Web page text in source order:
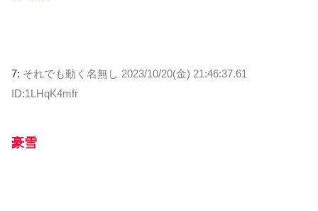
7: それでも動く名無し 2023/10/20(金) 21:46:37.61
ID:1LHqK4mfr
豪雪